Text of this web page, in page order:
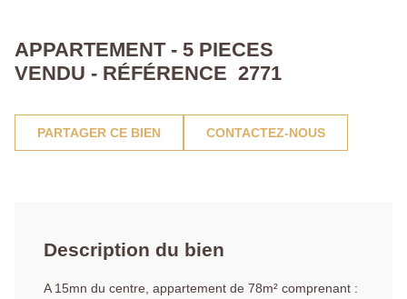
APPARTEMENT - 5 PIECES
VENDU - RÉFÉRENCE 2771
PARTAGER CE BIEN CONTACTEZ-NOUS
Description du bien
A 15mn du centre, appartement de 78m² comprenant :